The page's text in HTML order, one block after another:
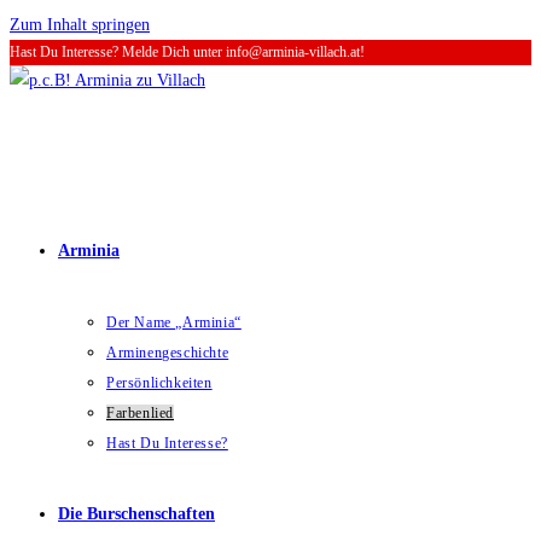
Zum Inhalt springen
Hast Du Interesse? Melde Dich unter info@arminia-villach.at!
Arminia
Der Name „Arminia“
Arminengeschichte
Persönlichkeiten
Farbenlied
Hast Du Interesse?
Die Burschenschaften